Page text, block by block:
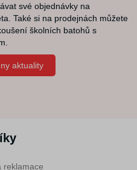
své objednávky na
Také si na prodejnách můžete
školních batohů s
aktuality
reklamace